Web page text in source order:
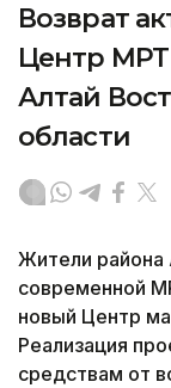
Возврат
Центр МРТ
Алтай
области
Жители района
современной
новый Центр
Реализация
средствам от